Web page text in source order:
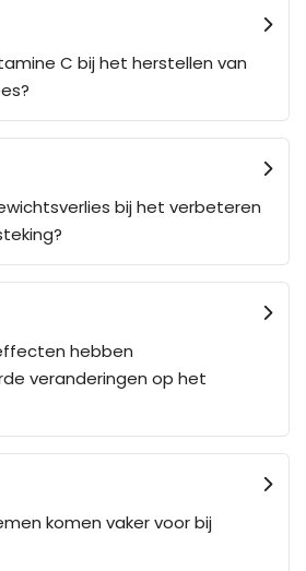
C bij het herstellen van
bij het verbeteren
hebben
veranderingen op het
komen vaker voor bij